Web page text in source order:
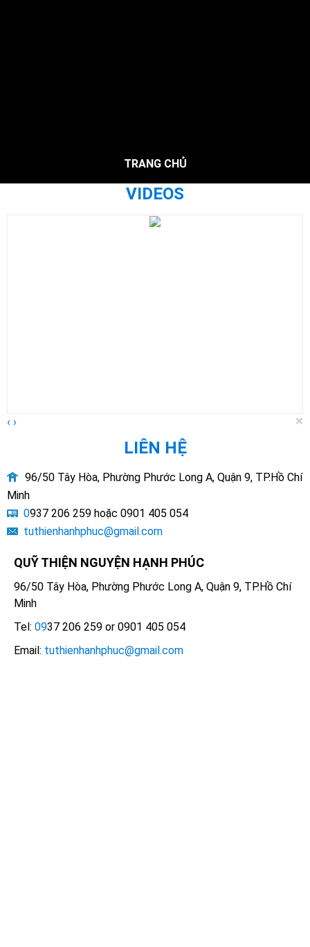
VIDEOS
‹ › ×
LIÊN HỆ
96/50 Tây Hòa, Phường Phước Long A, Quận 9, TP.Hồ Chí
Minh
0937 206 259 hoặc 0901 405 054
tuthienhanhphuc@gmail.com
TRANG CHỦ
QUỸ THIỆN NGUYỆN HẠNH PHÚC
96/50 Tây Hòa, Phường Phước Long A, Quận 9, TP.Hồ Chí
Minh
Tel: 0937 206 259 or 0901 405 054
Email: tuthienhanhphuc@gmail.com